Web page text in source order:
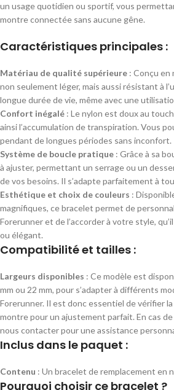
un usage quotidien ou sportif, vous
montre connectée sans aucune gêne.
Caractéristiques principales :
Matériau de qualité supérieure : Conçu en
non seulement léger, mais aussi résistant à
longue durée de vie, même avec une
Confort inégalé : Le nylon est doux au
ainsi l’accumulation de transpiration. Vous
pendant de longues périodes sans inconfort.
Système de boucle pratique : Grâce à sa
à ajuster, permettant un serrage ou un
de vos besoins. Il s’adapte parfaitement à
Esthétique et choix de couleurs :
magnifiques, ce bracelet permet de
Forerunner et de l’accorder à votre style,
ou élégant.
Compatibilité et tailles :
Largeurs disponibles : Ce modèle est
mm ou 22 mm, pour s’adapter à différents
Forerunner. Il est donc essentiel de vérifier
montre pour un ajustement parfait. En cas de
nous contacter pour une assistance
Inclus dans le paquet :
Contenu : Un bracelet de remplacement en
Pourquoi choisir ce bracelet ?